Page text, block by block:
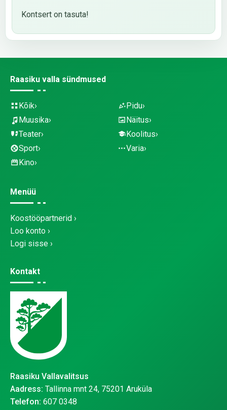
Kontsert on tasuta!
Raasiku valla sündmused
Kõik
Muusika
Teater
Sport
Kino
Pidu
Näitus
Koolitus
Varia
Menüü
Koostööpartnerid
Loo konto
Logi sisse
Kontakt
Raasiku Vallavalitsus
Aadress: Tallinna mnt 24, 75201 Aruküla
Telefon: 607 0348